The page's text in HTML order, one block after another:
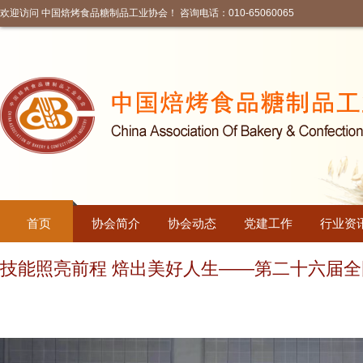
欢迎访问 中国焙烤食品糖制品工业协会！ 咨询电话：010-65060065
首页 协会简介 协会动态 党建工作 行业资
技能照亮前程 焙出美好人生——第二十六届